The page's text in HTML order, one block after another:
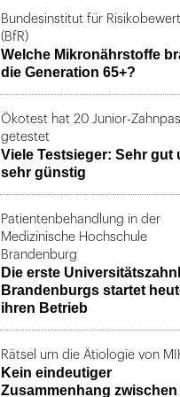
Bundesinstitut für
(BfR)
Welche Mikronährstoffe
die Generation 65+?
Ökotest hat 20 Junior-
getestet
Viele Testsieger: Sehr gut
sehr günstig
Patientenbehandlung in der
Medizinische Hochschule
Brandenburg
Die erste
Brandenburgs startet
ihren Betrieb
Rätsel um die Ätiologie von
Kein eindeutiger
Zusammenhang zwischen